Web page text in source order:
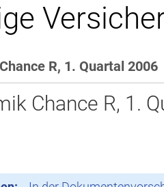
R, 1. Quartal 2006
Chance R, 1.